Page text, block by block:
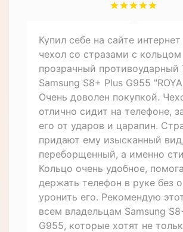
Купил себе на сайте
чехол со стразами с кольцом
прозрачный противоударный
Samsung S8+ Plus G955
Очень доволен покупкой.
отлично сидит на телефоне,
его от ударов и царапин.
придают ему изысканный
переборщенный, а именно
Кольцо очень удобное,
держать телефон в руке без
уронить его. Рекомендую
всем владельцам Samsung
G955, которые хотят не